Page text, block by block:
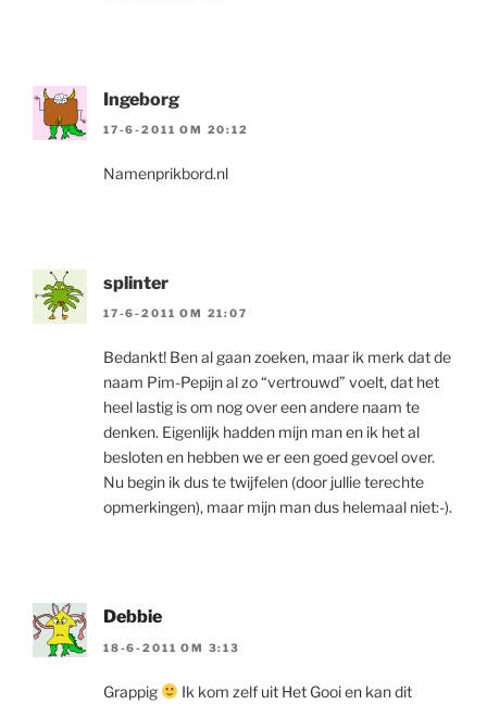
Ingeborg
17-6-2011 OM 20:12
Namenprikbord.nl
splinter
17-6-2011 OM 21:07
Bedankt! Ben al gaan zoeken, maar ik merk dat de
naam Pim-Pepijn al zo “vertrouwd” voelt, dat het
heel lastig is om nog over een andere naam te
denken. Eigenlijk hadden mijn man en ik het al
besloten en hebben we er een goed gevoel over.
Nu begin ik dus te twijfelen (door jullie terechte
opmerkingen), maar mijn man dus helemaal niet:-).
Debbie
18-6-2011 OM 3:13
Grappig
Ik kom zelf uit Het Gooi en kan dit